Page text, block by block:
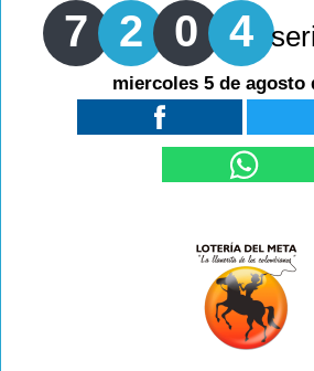
7 2 0 4
miercoles 5 de agosto